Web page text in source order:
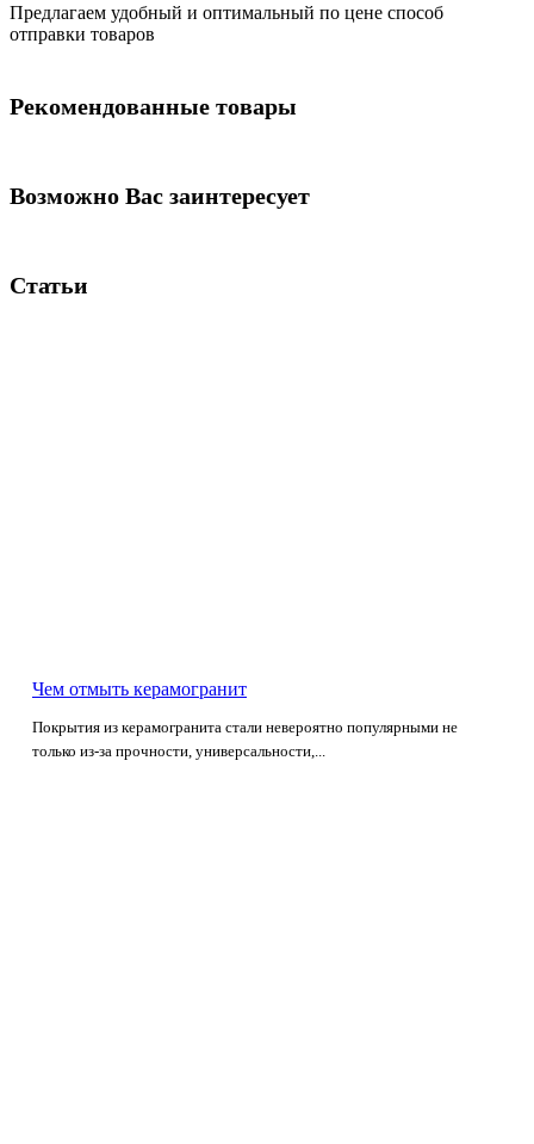
Предлагаем удобный и оптимальный по цене способ
отправки товаров
Рекомендованные товары
Возможно Вас заинтересует
Статьи
Чем отмыть керамогранит
Покрытия из керамогранита стали невероятно популярными не
только из-за прочности, универсальности,...